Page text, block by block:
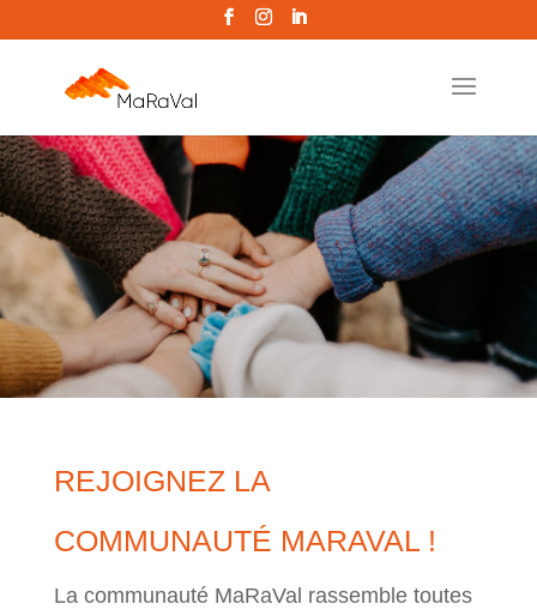
REJOIGNEZ LA
COMMUNAUTÉ MARAVAL !
La communauté MaRaVal rassemble toutes